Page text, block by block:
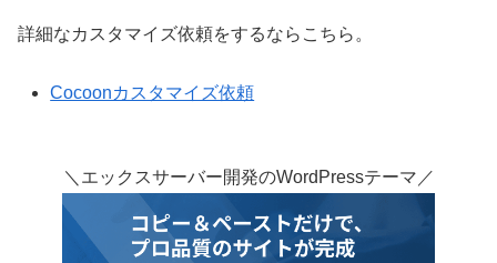
詳細なカスタマイズ依頼をするならこちら。
Cocoonカスタマイズ依頼
＼エックスサーバー開発のWordPressテーマ／